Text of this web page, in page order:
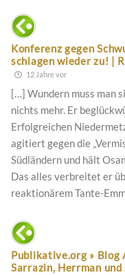
Konferenz gegen
schlagen wieder zu! |
12 Jahre vor
[…] Wundern muss man
nichts mehr. Er
Erfolgreichen
agitiert gegen die
Südländern und hält
Das alles verbreitet er
reaktionärem Tante-
Publikative.org » Blog
Sarrazin, Herrman